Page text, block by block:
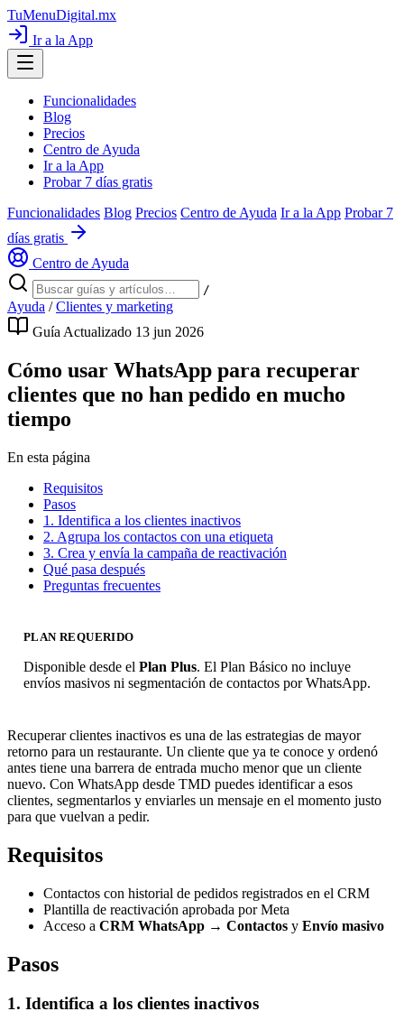
TuMenuDigital.mx
Ir a la App
Funcionalidades
Blog
Precios
Centro de Ayuda
Ir a la App
Probar 7 días gratis
Funcionalidades Blog Precios Centro de Ayuda Ir a la App Probar 7
días gratis
Centro de Ayuda
/
Ayuda / Clientes y marketing
Guía Actualizado 13 jun 2026
Cómo usar WhatsApp para recuperar
clientes que no han pedido en mucho
tiempo
En esta página
Requisitos
Pasos
1. Identifica a los clientes inactivos
2. Agrupa los contactos con una etiqueta
3. Crea y envía la campaña de reactivación
Qué pasa después
Preguntas frecuentes
PLAN REQUERIDO
Disponible desde el Plan Plus. El Plan Básico no incluye
envíos masivos ni segmentación de contactos por WhatsApp.
Recuperar clientes inactivos es una de las estrategias de mayor
retorno para un restaurante. Un cliente que ya te conoce y ordenó
antes tiene una barrera de entrada mucho menor que un cliente
nuevo. Con WhatsApp desde TMD puedes identificar a esos
clientes, segmentarlos y enviarles un mensaje en el momento justo
para que vuelvan a pedir.
Requisitos
Contactos con historial de pedidos registrados en el CRM
Plantilla de reactivación aprobada por Meta
Acceso a CRM WhatsApp → Contactos y Envío masivo
Pasos
1. Identifica a los clientes inactivos